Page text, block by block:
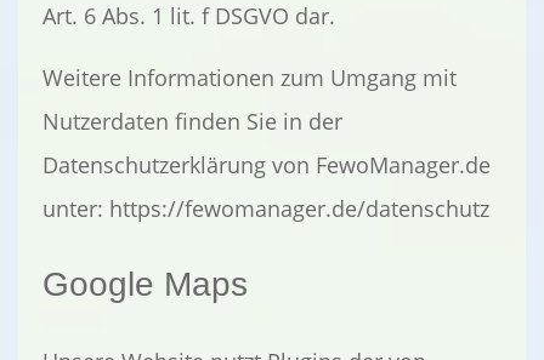
Art. 6 Abs. 1 lit. f DSGVO dar.
Weitere Informationen zum Umgang mit
Nutzerdaten finden Sie in der
Datenschutzerklärung von FewoManager.de
unter: https://fewomanager.de/datenschutz
Google Maps